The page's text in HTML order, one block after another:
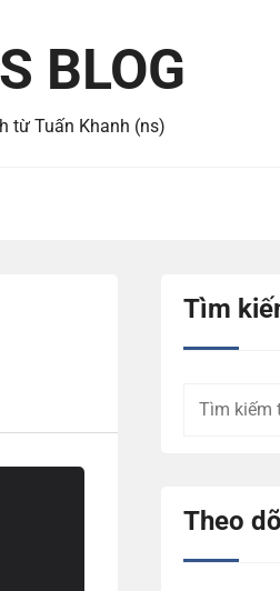
BLOG
từ Tuấn Khanh (ns)
Tìm
Theo